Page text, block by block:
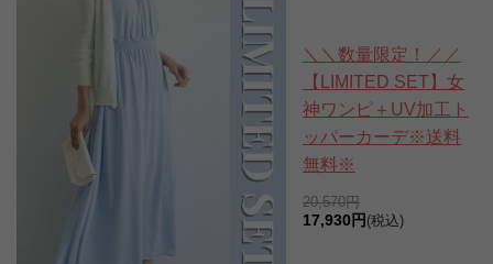
＼＼数量限定！／／
【LIMITED SET】女
神ワンピ＋UV加工ト
ッパーカーデ※送料
無料※
20,570円
17,930円 (税込)